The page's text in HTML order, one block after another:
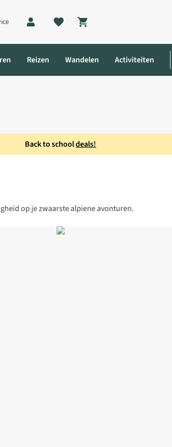
Shopping cart
Reizen Wandelen Activiteiten
Back to schooldeals!
op je zwaarste alpiene avonturen.